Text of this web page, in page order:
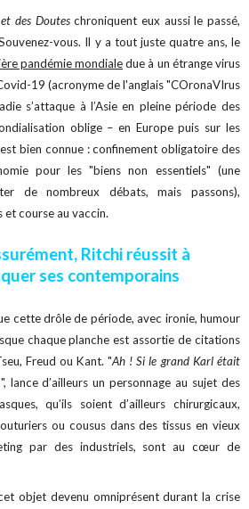
des Douteschroniquent eux aussi le passé,
vous. Il y a tout juste quatre ans, le
pandémie mondialedue à un étrange virus
19 (acronyme de l'anglais "COronaVIrus
s’attaque à l’Asie en pleine période des
oblige – en Europe puis sur les
bien connue : confinement obligatoire des
pour les "biens non essentiels" (une
de nombreux débats, mais passons),
et course au vaccin.
Ritchi réussit à
ses contemporains
cette drôle de période, avec ironie, humour
chaque planche est assortie de citations
Freud ou Kant. "Ah ! Si le grand Karl était
", lance d’ailleurs un personnage au sujet des
qu’ils soient d’ailleurs chirurgicaux,
ou cousus dans des tissus en vieux
par des industriels, sont au cœur de
objet devenu omniprésent durant la crise